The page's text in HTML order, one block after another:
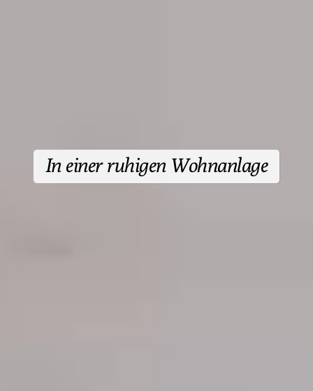
In einer ruhigen Wohnanlage